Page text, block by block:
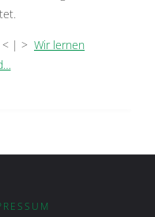
< | > Wir lernen